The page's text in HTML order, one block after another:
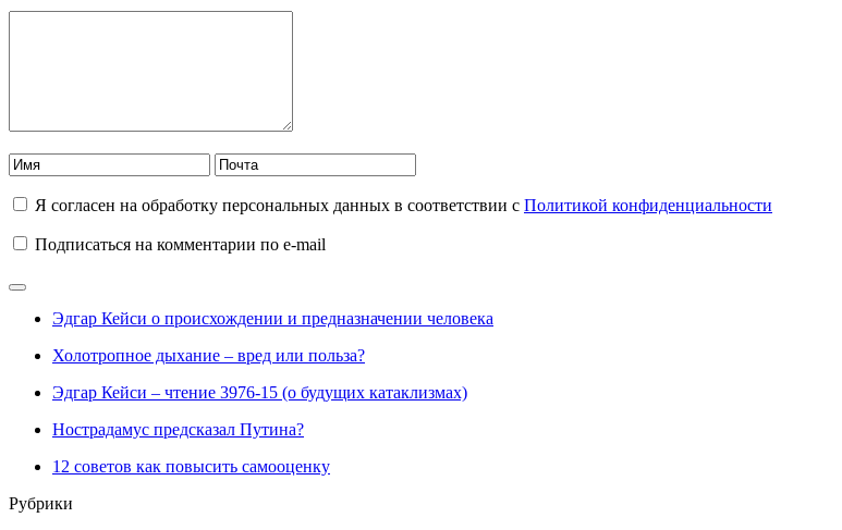
Я согласен на обработку персональных данных в соответствии с Политикой конфиденциальности
Подписаться на комментарии по e-mail
Эдгар Кейси о происхождении и предназначении человека
Холотропное дыхание – вред или польза?
Эдгар Кейси – чтение 3976-15 (о будущих катаклизмах)
Нострадамус предсказал Путина?
12 советов как повысить самооценку
Рубрики